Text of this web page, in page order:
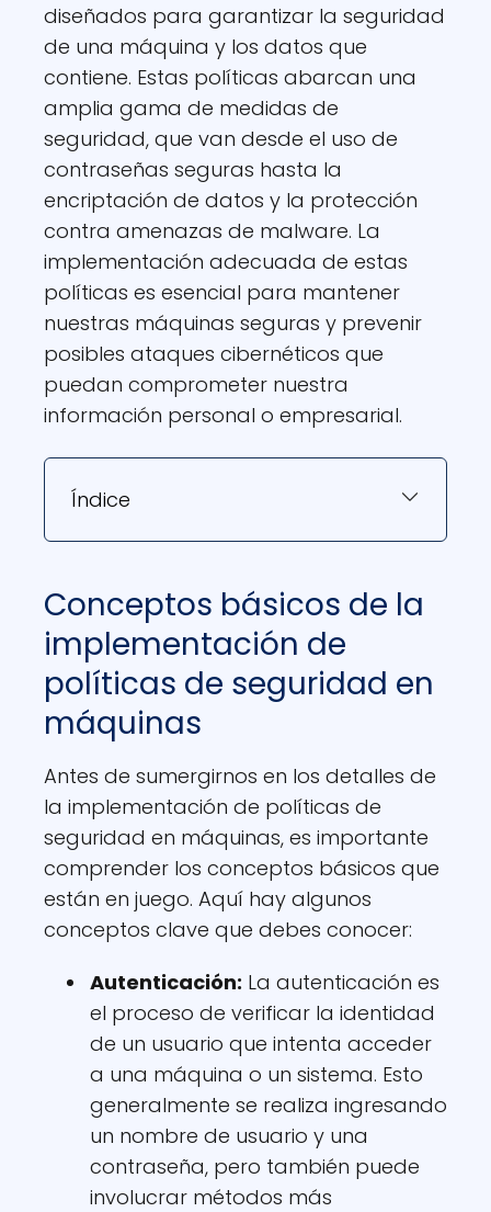
diseñados para garantizar la seguridad
de una máquina y los datos que
contiene. Estas políticas abarcan una
amplia gama de medidas de
seguridad, que van desde el uso de
contraseñas seguras hasta la
encriptación de datos y la protección
contra amenazas de malware. La
implementación adecuada de estas
políticas es esencial para mantener
nuestras máquinas seguras y prevenir
posibles ataques cibernéticos que
puedan comprometer nuestra
información personal o empresarial.
Índice
Conceptos básicos de la
implementación de
políticas de seguridad en
máquinas
Antes de sumergirnos en los detalles de
la implementación de políticas de
seguridad en máquinas, es importante
comprender los conceptos básicos que
están en juego. Aquí hay algunos
conceptos clave que debes conocer:
Autenticación: La autenticación es
el proceso de verificar la identidad
de un usuario que intenta acceder
a una máquina o un sistema. Esto
generalmente se realiza ingresando
un nombre de usuario y una
contraseña, pero también puede
involucrar métodos más